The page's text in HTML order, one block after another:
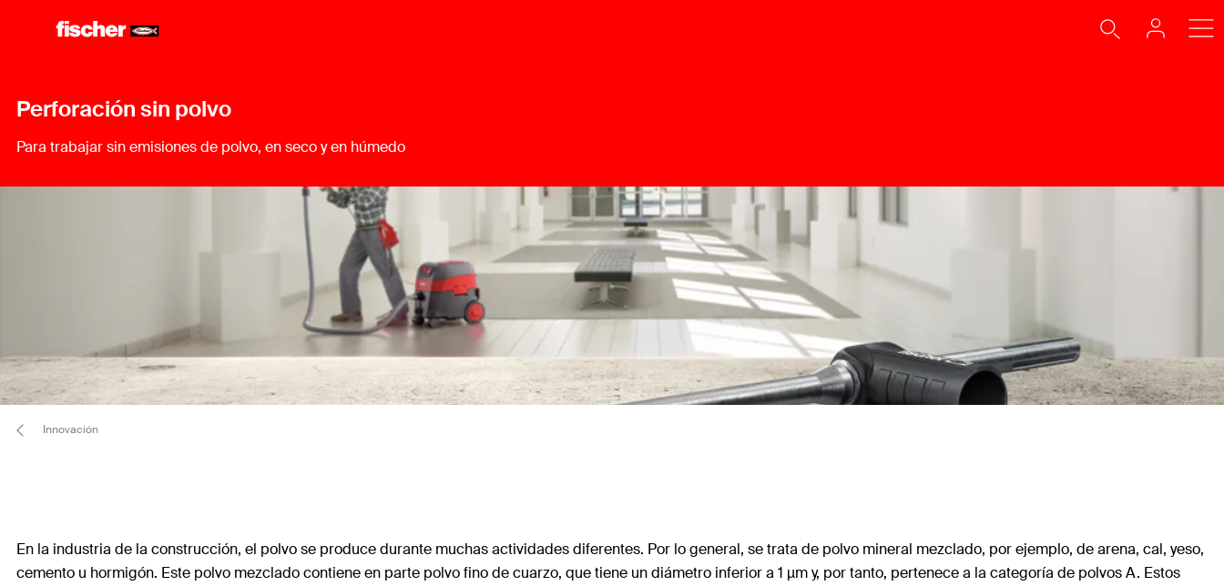
Perforación sin polvo
Para trabajar sin emisiones de polvo, en seco y en húmedo
Innovación
En la industria de la construcción, el polvo se produce durante muchas actividades diferentes. Por lo general, se trata de polvo mineral mezclado, por ejemplo, de arena, cal, yeso,
cemento u hormigón. Este polvo mezclado contiene en parte polvo fino de cuarzo, que tiene un diámetro inferior a 1 µm y, por tanto, pertenece a la categoría de polvos A. Estos